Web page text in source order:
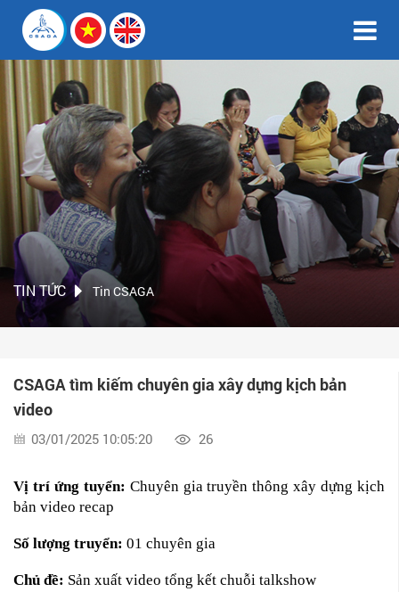
TIN TỨC Tin CSAGA
CSAGA tìm kiếm chuyên gia xây dựng kịch bản
video
03/01/2025 10:05:20 26
Vị trí ứng tuyển: Chuyên gia truyền thông xây dựng kịch
bản video recap
Số lượng truyển: 01 chuyên gia
Chủ đề: Sản xuất video tổng kết chuỗi talkshow